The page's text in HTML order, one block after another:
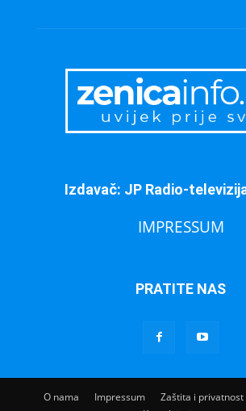
Izdavač: JP Radio-
IMPRESSUM
PRATITE NAS
O nama Impressum Zaštita i privatnost